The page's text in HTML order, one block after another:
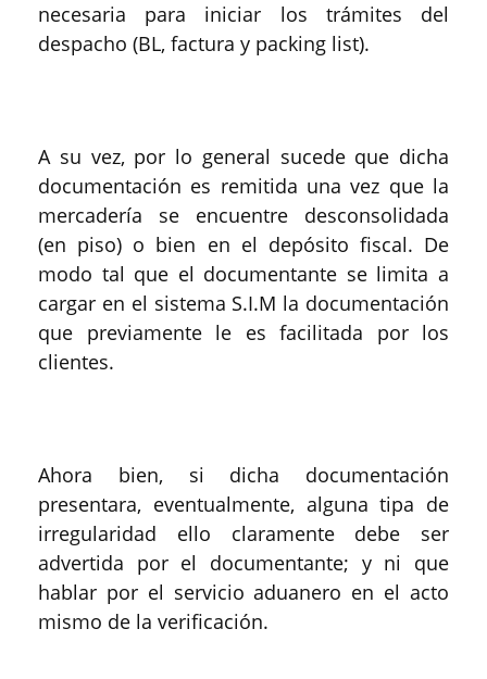
necesaria para iniciar los trámites del
despacho (BL, factura y packing list).
A su vez, por lo general sucede que dicha
documentación es remitida una vez que la
mercadería se encuentre desconsolidada
(en piso) o bien en el depósito fiscal. De
modo tal que el documentante se limita a
cargar en el sistema S.I.M la documentación
que previamente le es facilitada por los
clientes.
Ahora bien, si dicha documentación
presentara, eventualmente, alguna tipa de
irregularidad ello claramente debe ser
advertida por el documentante; y ni que
hablar por el servicio aduanero en el acto
mismo de la verificación.